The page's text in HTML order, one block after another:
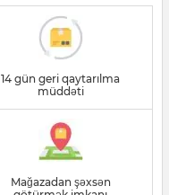
14 gün geri qaytarılma
müddəti
Mağazadan şəxsən